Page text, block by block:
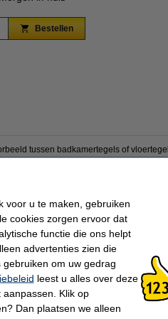
vergroten
Bestellen
tussen badkamertegels of
HG professionele kalkaanslag
, vocht- en weerplekkenreiniger.
500 ml
Veiligheidsinformatie
voor u te maken, gebruiken
cookies zorgen ervoor dat
functie die ons helpt
advertenties zien die
om uw gedrag
leest u alles over deze
Klik op
Dan plaatsen we alleen